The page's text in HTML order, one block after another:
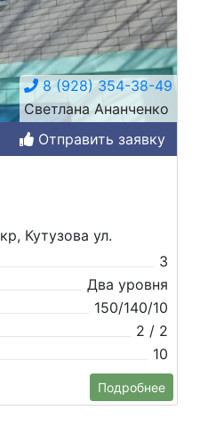
8 (928) 354-38-49
Светлана Ананченко
Отправить заявку
Кутузова ул.
3
Два уровня
150/140/10
2 / 2
10
Подробнее